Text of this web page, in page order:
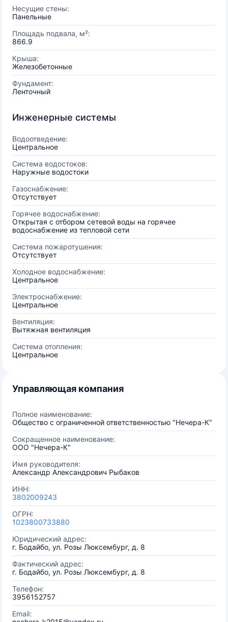
Несущие стены:
Панельные
Площадь подвала, м²:
866.9
Крыша:
Железобетонные
Фундамент:
Ленточный
Инженерные системы
Водоотведение:
Центральное
Система водостоков:
Наружные водостоки
Газоснабжение:
Отсутствует
Горячее водоснабжение:
Открытая с отбором сетевой воды на горячее
водоснабжение из тепловой сети
Система пожаротушения:
Отсутствует
Холодное водоснабжение:
Центральное
Электроснабжение:
Центральное
Вентиляция:
Вытяжная вентиляция
Система отопления:
Центральное
Управляющая компания
Полное наименование:
Общество с ограниченной ответственностью "Нечера-К"
Сокращенное наименование:
ООО "Нечера-К"
Имя руководителя:
Александр Александрович Рыбаков
ИНН:
3802009243
ОГРН:
1023800733880
Юридический адрес:
г. Бодайбо, ул. Розы Люксембург, д. 8
Фактический адрес:
г. Бодайбо, ул. Розы Люксембург, д. 8
Телефон:
3956152757
Email: